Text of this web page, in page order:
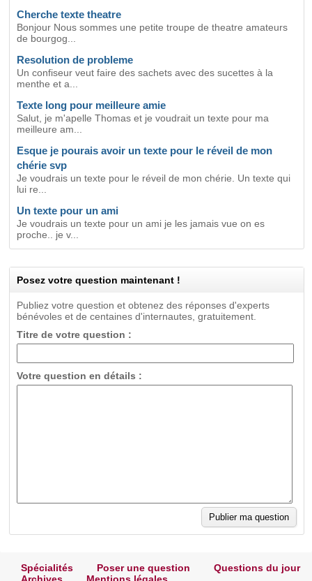
Cherche texte theatre
Bonjour Nous sommes une petite troupe de theatre amateurs
de bourgog...
Resolution de probleme
Un confiseur veut faire des sachets avec des sucettes à la
menthe et a...
Texte long pour meilleure amie
Salut, je m'apelle Thomas et je voudrait un texte pour ma
meilleure am...
Esque je pourais avoir un texte pour le réveil de mon
chérie svp
Je voudrais un texte pour le réveil de mon chérie. Un texte qui
lui re...
Un texte pour un ami
Je voudrais un texte pour un ami je les jamais vue on es
proche.. je v...
Posez votre question maintenant !
Publiez votre question et obtenez des réponses d'experts
bénévoles et de centaines d'internautes, gratuitement.
Titre de votre question :
Votre question en détails :
Spécialités Poser une question
Questions du jour